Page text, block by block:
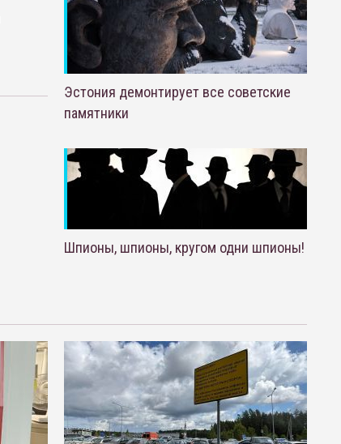
Эстония демонтирует все советские
памятники
Шпионы, шпионы, кругом одни шпионы!